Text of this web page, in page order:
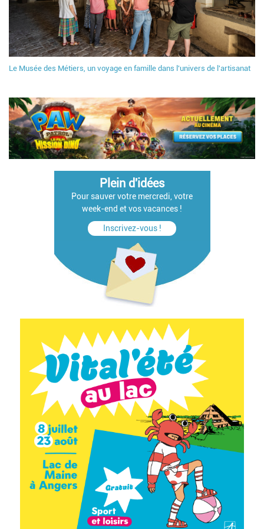
Le Musée des Métiers, un voyage en famille dans l'univers de l'artisanat
Plein d'idées
Pour sauver votre mercredi, votre
week-end et vos vacances !
Inscrivez-vous !